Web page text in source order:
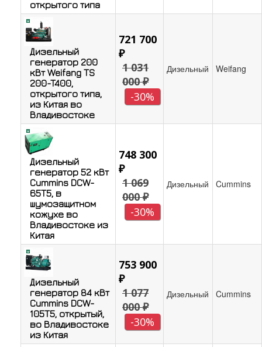
открытого типа
Дизельный
генератор 200
кВт Weifang TS
200-T400,
открытого типа,
из Китая во
Владивостоке
721 700
₽
1 031
000 ₽
-30%
Дизельный Weifang
Дизельный
генератор 52 кВт
Cummins DCW-
65T5, в
шумозащитном
кожухе во
Владивостоке из
Китая
748 300
₽
1 069
000 ₽
-30%
Дизельный Cummins
Дизельный
генератор 84 кВт
Cummins DCW-
105T5, открытый,
во Владивостоке
из Китая
753 900
₽
1 077
000 ₽
-30%
Дизельный Cummins